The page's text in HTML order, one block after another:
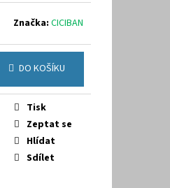
Značka:CICIBAN
DO KOŠÍKU
Tisk
Zeptat se
Hlídat
Sdílet